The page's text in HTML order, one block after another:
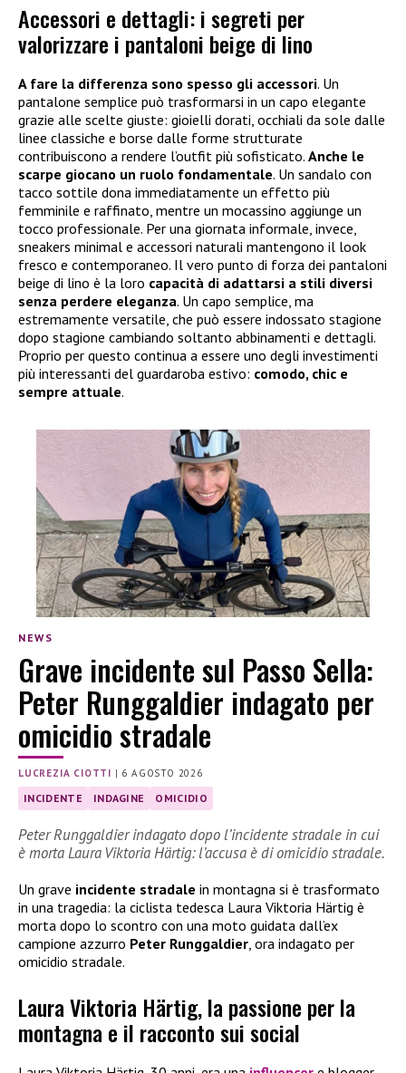
Accessori e dettagli: i segreti per
valorizzare i pantaloni beige di lino
A fare la differenza sono spesso gli accessori. Un
pantalone semplice può trasformarsi in un capo elegante
grazie alle scelte giuste: gioielli dorati, occhiali da sole dalle
linee classiche e borse dalle forme strutturate
contribuiscono a rendere l’outfit più sofisticato. Anche le
scarpe giocano un ruolo fondamentale. Un sandalo con
tacco sottile dona immediatamente un effetto più
femminile e raffinato, mentre un mocassino aggiunge un
tocco professionale. Per una giornata informale, invece,
sneakers minimal e accessori naturali mantengono il look
fresco e contemporaneo. Il vero punto di forza dei pantaloni
beige di lino è la loro capacità di adattarsi a stili diversi
senza perdere eleganza. Un capo semplice, ma
estremamente versatile, che può essere indossato stagione
dopo stagione cambiando soltanto abbinamenti e dettagli.
Proprio per questo continua a essere uno degli investimenti
più interessanti del guardaroba estivo: comodo, chic e
sempre attuale.
NEWS
Grave incidente sul Passo Sella:
Peter Runggaldier indagato per
omicidio stradale
LUCREZIA CIOTTI | 6 AGOSTO 2026
INCIDENTE INDAGINE OMICIDIO
Peter Runggaldier indagato dopo l’incidente stradale in cui
è morta Laura Viktoria Härtig: l’accusa è di omicidio stradale.
Un grave incidente stradale in montagna si è trasformato
in una tragedia: la ciclista tedesca Laura Viktoria Härtig è
morta dopo lo scontro con una moto guidata dall’ex
campione azzurro Peter Runggaldier , ora indagato per
omicidio stradale.
Laura Viktoria Härtig, la passione per la
montagna e il racconto sui social